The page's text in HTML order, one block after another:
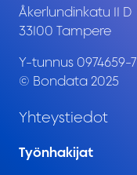
Åkerlundinkatu 11 D
33100 Tampere
Y-tunnus 0974659-7
© Bondata 2025
Yhteystiedot
Työnhakijat